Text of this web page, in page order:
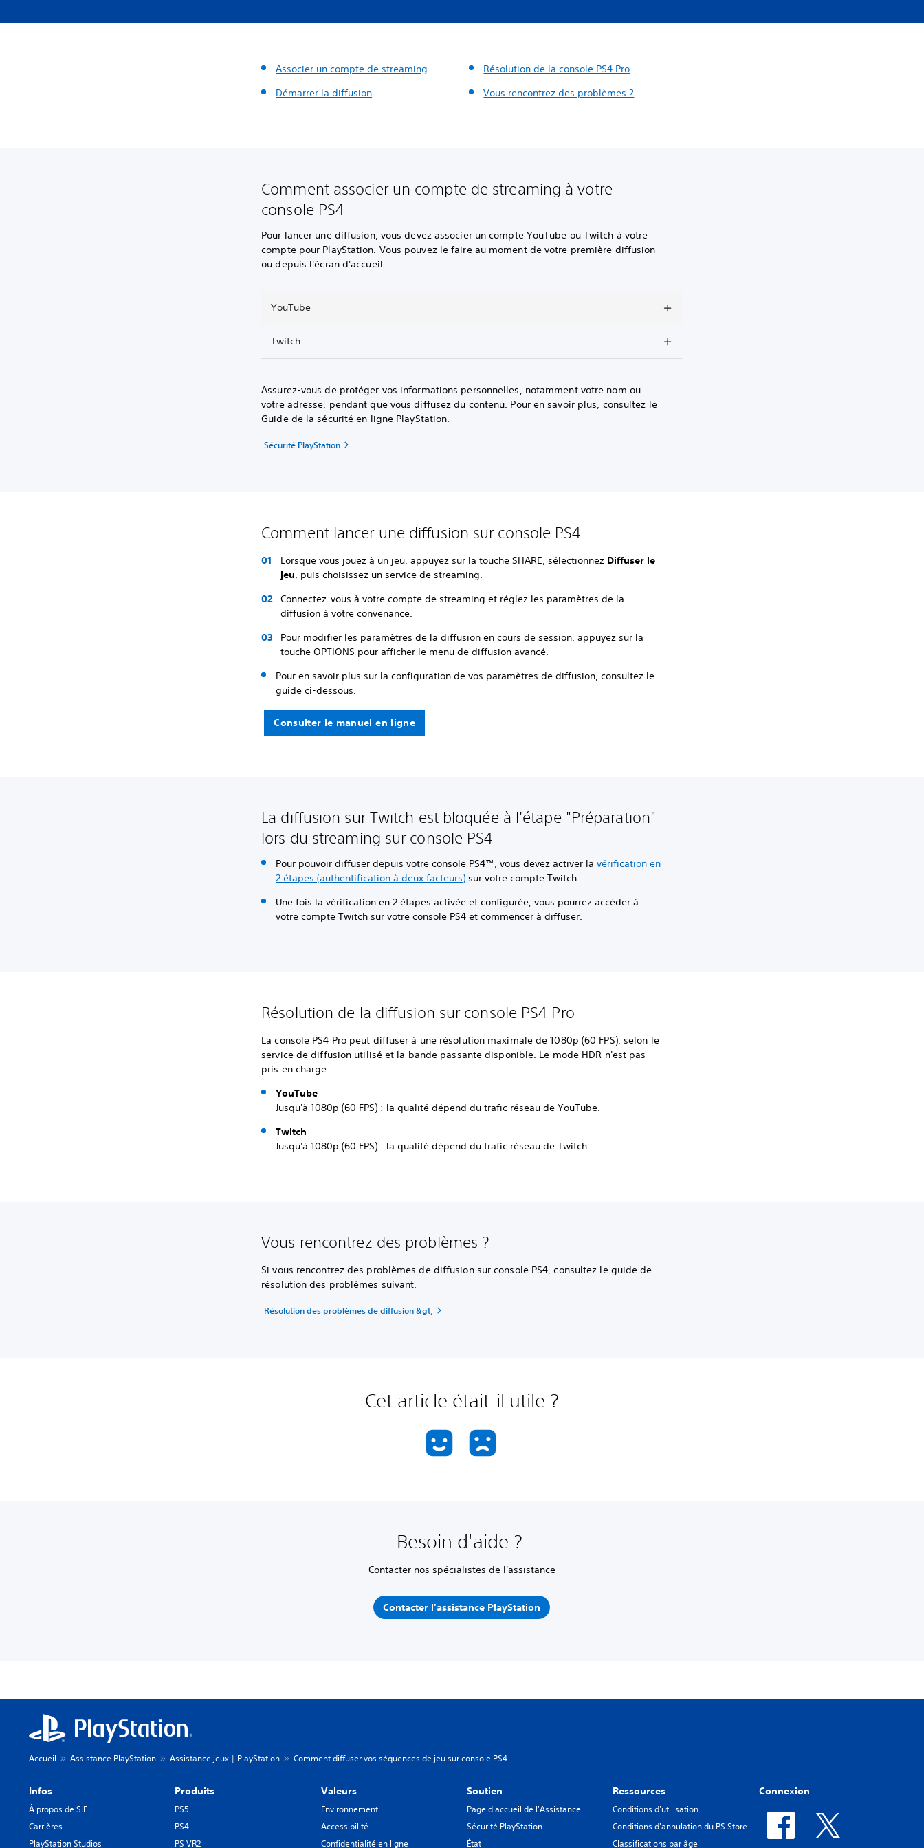
Associer un compte de streaming
Démarrer la diffusion
Résolution de la console PS4 Pro
Vous rencontrez des problèmes ?
Comment associer un compte de streaming à votre
console PS4
Pour lancer une diffusion, vous devez associer un compte YouTube ou Twitch à votre
compte pour PlayStation. Vous pouvez le faire au moment de votre première diffusion
ou depuis l'écran d'accueil :
YouTube
Twitch
Assurez-vous de protéger vos informations personnelles, notamment votre nom ou
votre adresse, pendant que vous diffusez du contenu. Pour en savoir plus, consultez le
Guide de la sécurité en ligne PlayStation.
Sécurité PlayStation
Comment lancer une diffusion sur console PS4
Lorsque vous jouez à un jeu, appuyez sur la touche SHARE, sélectionnez Diffuser le
jeu, puis choisissez un service de streaming.
Connectez-vous à votre compte de streaming et réglez les paramètres de la
diffusion à votre convenance.
Pour modifier les paramètres de la diffusion en cours de session, appuyez sur la
touche OPTIONS pour afficher le menu de diffusion avancé.
Pour en savoir plus sur la configuration de vos paramètres de diffusion, consultez le
guide ci-dessous.
Consulter le manuel en ligne
La diffusion sur Twitch est bloquée à l'étape "Préparation"
lors du streaming sur console PS4
Pour pouvoir diffuser depuis votre console PS4™, vous devez activer lavérification en
2 étapes (authentification à deux facteurs) sur votre compte Twitch
Une fois la vérification en 2 étapes activée et configurée, vous pourrez accéder à
votre compte Twitch sur votre console PS4 et commencer à diffuser.
Résolution de la diffusion sur console PS4 Pro
La console PS4 Pro peut diffuser à une résolution maximale de 1080p (60 FPS), selon le
service de diffusion utilisé et la bande passante disponible. Le mode HDR n'est pas
pris en charge.
YouTube
Jusqu'à 1080p (60 FPS) : la qualité dépend du trafic réseau de YouTube.
Twitch
Jusqu'à 1080p (60 FPS) : la qualité dépend du trafic réseau de Twitch.
Vous rencontrez des problèmes ?
Si vous rencontrez des problèmes de diffusion sur console PS4, consultez le guide de
résolution des problèmes suivant.
Résolution des problèmes de diffusion &gt;
Cet article était-il utile ?
Besoin d'aide ?
Contacter nos spécialistes de l'assistance
Contacter l'assistance PlayStation
Accueil Assistance PlayStation Assistance jeux | PlayStation Comment diffuser vos séquences de jeu sur console PS4
Infos
À propos de SIE
Carrières
PlayStation Studios
Produits
PS5
PS4
PS VR2
Valeurs
Environnement
Accessibilité
Confidentialité en ligne
Soutien
Page d'accueil de l'Assistance
Sécurité PlayStation
État
Ressources
Conditions d'utilisation
Conditions d'annulation du PS Store
Classifications par âge
Connexion